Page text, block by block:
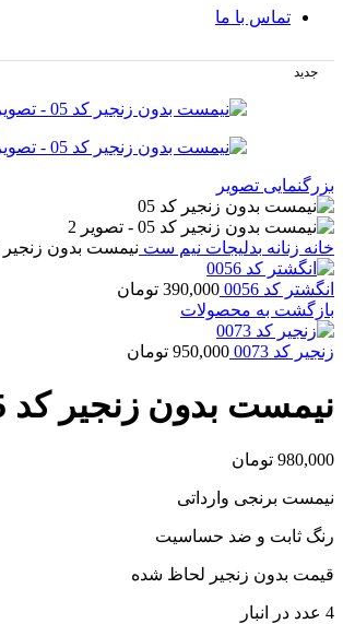
تماس با ما
جدید
بزرگنمایی تصویر
خانه زنانه بدلیجات نیم ست نیمست بدون زنجیر
انگشتر کد 0056 390,000 تومان
بازگشت به محصولات
زنجیر کد 0073 950,000 تومان
نیمست بدون زنجیر کد 05
980,000 تومان
نیمست برنجی وارداتی
رنگ ثابت و ضد حساسیت
قیمت بدون زنجیر لحاظ شده
4 عدد در انبار